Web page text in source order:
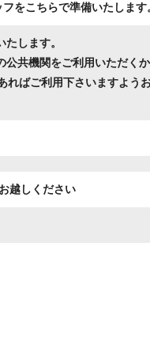
をこちらで準備いたします
します。
共機関をご利用いただくか
ればご利用下さいますよう
越しください